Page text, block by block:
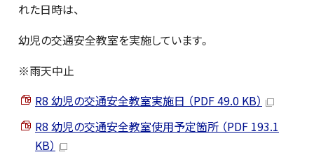
れた日時は、
幼児の交通安全教室を実施しています。
※雨天中止
R8 幼児の交通安全教室実施日 （PDF 49.0 KB）
R8 幼児の交通安全教室使用予定箇所 （PDF 193.1
KB）